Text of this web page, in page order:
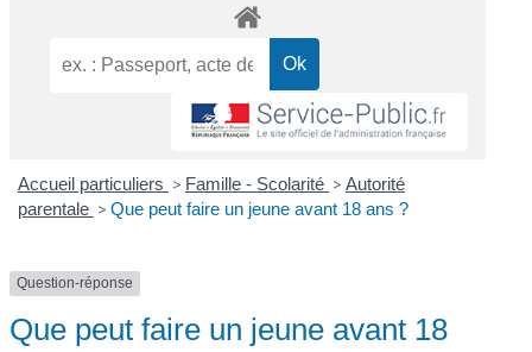
Accueil particuliers > Famille - Scolarité > Autorité
parentale > Que peut faire un jeune avant 18 ans ?
Question-réponse
Que peut faire un jeune avant 18